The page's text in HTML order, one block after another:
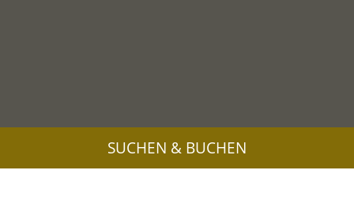
SUCHEN & BUCHEN